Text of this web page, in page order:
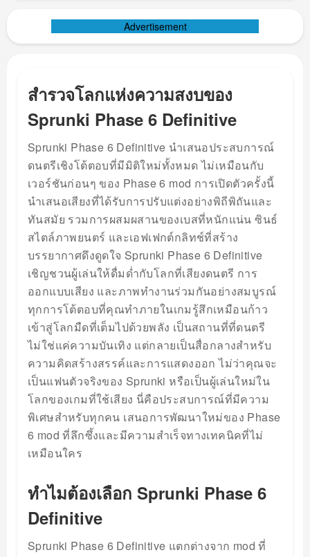
Advertisement
สำรวจโลกแห่งความสงบของ
Sprunki Phase 6 Definitive
Sprunki Phase 6 Definitive นำเสนอประสบการณ์
ดนตรีเชิงโต้ตอบที่มีมิติใหม่ทั้งหมด ไม่เหมือนกับ
เวอร์ชันก่อนๆ ของ Phase 6 mod การเปิดตัวครั้งนี้
นำเสนอเสียงที่ได้รับการปรับแต่งอย่างพิถีพิถันและ
ทันสมัย รวมการผสมผสานของเบสที่หนักแน่น ซินธ์
สไตล์ภาพยนตร์ และเอฟเฟกต์กลิทช์ที่สร้าง
บรรยากาศดึงดูดใจ Sprunki Phase 6 Definitive
เชิญชวนผู้เล่นให้ดื่มด่ำกับโลกที่เสียงดนตรี การ
ออกแบบเสียง และภาพทำงานร่วมกันอย่างสมบูรณ์
ทุกการโต้ตอบที่คุณทำภายในเกมรู้สึกเหมือนก้าว
เข้าสู่โลกมืดที่เต็มไปด้วยพลัง เป็นสถานที่ที่ดนตรี
ไม่ใช่แค่ความบันเทิง แต่กลายเป็นสื่อกลางสำหรับ
ความคิดสร้างสรรค์และการแสดงออก ไม่ว่าคุณจะ
เป็นแฟนตัวจริงของ Sprunki หรือเป็นผู้เล่นใหม่ใน
โลกของเกมที่ใช้เสียง นี่คือประสบการณ์ที่มีความ
พิเศษสำหรับทุกคน เสนอการพัฒนาใหม่ของ Phase
6 mod ที่ลึกซึ้งและมีความสำเร็จทางเทคนิคที่ไม่
เหมือนใคร
ทำไมต้องเลือก Sprunki Phase 6
Definitive
Sprunki Phase 6 Definitive แตกต่างจาก mod ที่